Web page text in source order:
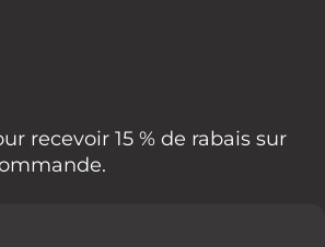
recevoir 15 % de rabais sur